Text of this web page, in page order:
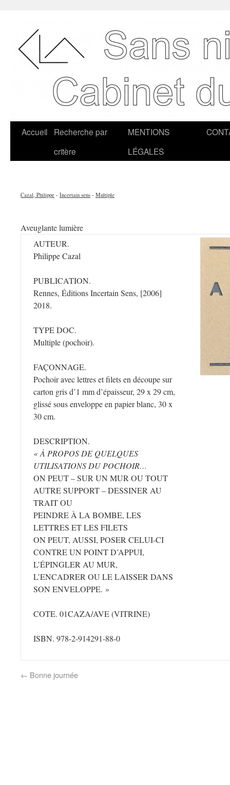
Accueil
Recherche par
critère
MENTIONS
LÉGALES
Cazal, Philippe - Incertain sens - Multiple
Aveuglante lumière
AUTEUR.
Philippe Cazal
PUBLICATION.
Rennes, Éditions Incertain Sens, [2006]
2018.
TYPE DOC.
Multiple (pochoir).
FAÇONNAGE.
Pochoir avec lettres et filets en découpe sur
carton gris d’1 mm d’épaisseur, 29 x 29 cm,
glissé sous enveloppe en papier blanc, 30 x
30 cm.
DESCRIPTION.
« À PROPOS DE QUELQUES
UTILISATIONS DU POCHOIR…
ON PEUT – SUR UN MUR OU TOUT
AUTRE SUPPORT – DESSINER AU
TRAIT OU
PEINDRE À LA BOMBE, LES
LETTRES ET LES FILETS
ON PEUT, AUSSI, POSER CELUI-CI
CONTRE UN POINT D’APPUI,
L’ÉPINGLER AU MUR,
L’ENCADRER OU LE LAISSER DANS
SON ENVELOPPE. »
COTE. 01CAZA/AVE (VITRINE)
ISBN. 978-2-914291-88-0
← Bonne journée